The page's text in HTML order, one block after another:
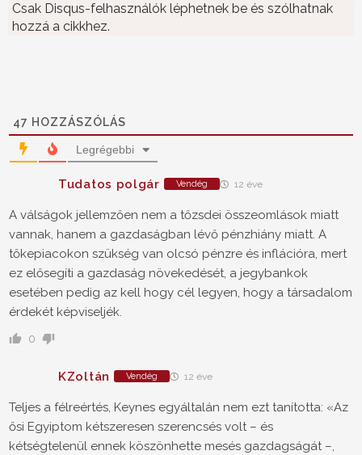
Csak Disqus-felhasználók léphetnek be és szólhatnak
hozzá a cikkhez.
47 HOZZÁSZÓLÁS
Legrégebbi
Tudatos polgár Vendég 12 éve
A válságok jellemzően nem a tőzsdei összeomlások miatt
vannak, hanem a gazdaságban lévő pénzhiány miatt. A
tőkepiacokon szükség van olcsó pénzre és inflációra, mert
ez elősegíti a gazdaság növekedését, a jegybankok
esetében pedig az kell hogy cél legyen, hogy a társadalom
érdekét képviseljék.
0
KZoltán Vendég 12 éve
Teljes a félreértés, Keynes egyáltalán nem ezt tanította: «Az
ősi Egyiptom kétszeresen szerencsés volt – és
kétségtelenül ennek köszönhette mesés gazdagságát –,